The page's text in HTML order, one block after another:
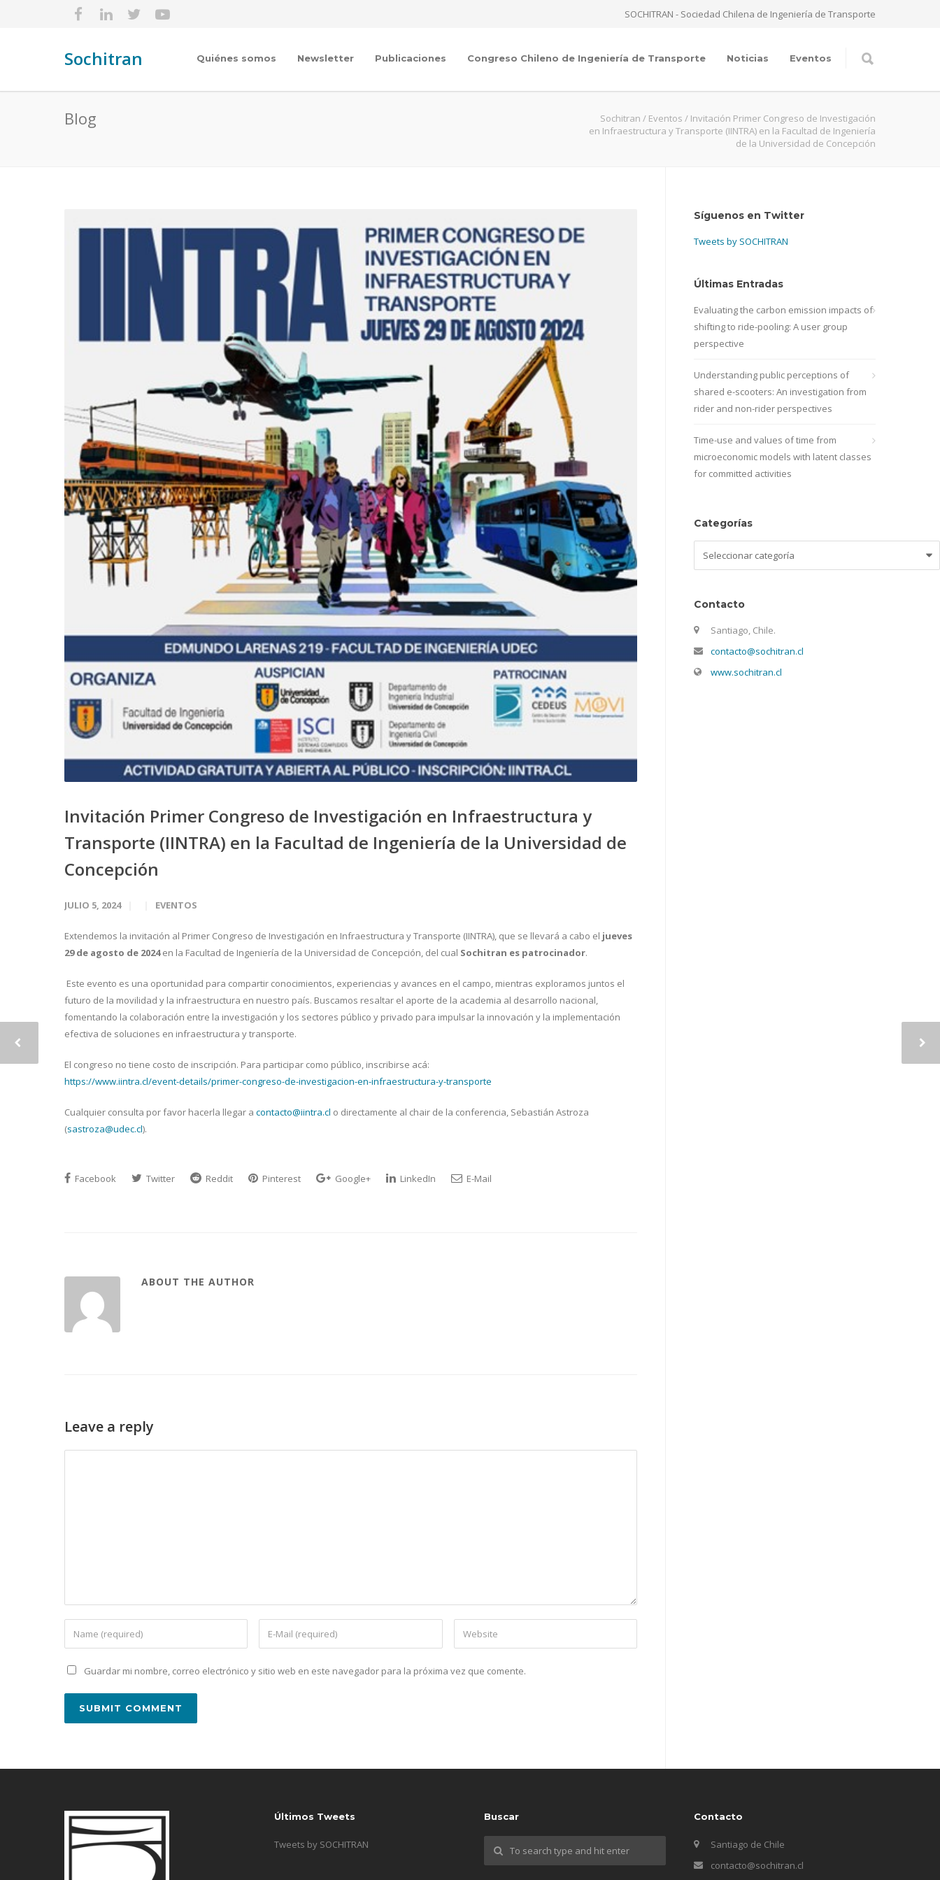
SOCHITRAN - Sociedad Chilena de Ingeniería de Transporte
Sochitran Quiénes somos Newsletter Publicaciones Congreso Chileno de Ingeniería de Transporte Noticias Eventos
Blog Sochitran / Eventos / Invitación Primer Congreso de Investigación
en Infraestructura y Transporte (IINTRA) en la Facultad de Ingeniería
de la Universidad de Concepción
Invitación Primer Congreso de Investigación en Infraestructura y
Transporte (IINTRA) en la Facultad de Ingeniería de la Universidad de
Concepción
JULIO 5, 2024 EVENTOS
Extendemos la invitación al Primer Congreso de Investigación en Infraestructura y Transporte (IINTRA), que se llevará a cabo el jueves
29 de agosto de 2024en la Facultad de Ingeniería de la Universidad de Concepción, del cual Sochitran es patrocinador.
Este evento es una oportunidad para compartir conocimientos, experiencias y avances en el campo, mientras exploramos juntos el
futuro de la movilidad y la infraestructura en nuestro país. Buscamos resaltar el aporte de la academia al desarrollo nacional,
fomentando la colaboración entre la investigación y los sectores público y privado para impulsar la innovación y la implementación
efectiva de soluciones en infraestructura y transporte.
El congreso no tiene costo de inscripción. Para participar como público, inscribirse acá:
https://www.iintra.cl/event-details/primer-congreso-de-investigacion-en-infraestructura-y-transporte
Cualquier consulta por favor hacerla llegar a contacto@iintra.cl o directamente al chair de la conferencia, Sebastián Astroza
(sastroza@udec.cl).
Facebook Twitter Reddit Pinterest Google+ LinkedIn E-Mail
ABOUT THE AUTHOR
Leave a reply
Guardar mi nombre, correo electrónico y sitio web en este navegador para la próxima vez que comente.
Síguenos en Twitter
Tweets by SOCHITRAN
Últimas Entradas
Evaluating the carbon emission impacts of
shifting to ride-pooling: A user group
perspective
Understanding public perceptions of
shared e-scooters: An investigation from
rider and non-rider perspectives
Time-use and values of time from
microeconomic models with latent classes
for committed activities
Categorías
Contacto
Santiago, Chile.
contacto@sochitran.cl
www.sochitran.cl
Últimos Tweets
Tweets by SOCHITRAN
Buscar Contacto
Santiago de Chile
contacto@sochitran.cl